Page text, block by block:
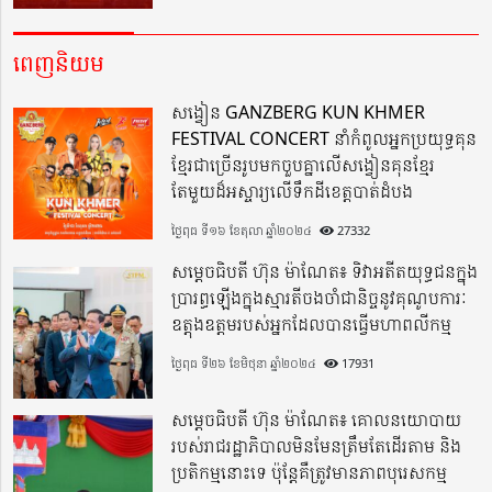
ពេញនិយម
សង្វៀន GANZBERG KUN KHMER
FESTIVAL CONCERT នាំកំពូលអ្នកប្រយុទ្ធគុន
ខ្មែរជាច្រើនរូបមកចួបគ្នាលើសង្វៀនគុនខ្មែរ
តែមួយដ៏អស្ចារ្យលើទឹកដីខេត្តបាត់ដំបង
ថ្ងៃពុធ ទី១៦ ខែតុលា ឆ្នាំ២០២៤ 27332
សម្តេចធិបតី ហ៊ុន ម៉ាណែត៖ ទិវាអតីតយុទ្ធជនក្នុង
ប្រារព្ធឡើងក្នុងស្មារតីចងចាំជានិច្ចនូវគុណូបការៈ
ឧត្តុងឧត្តមរបស់អ្នកដែលបានធ្វើមហាពលីកម្ម
ថ្ងៃពុធ ទី២៦ ខែមិថុនា ឆ្នាំ២០២៤ 17931
សម្តេចធិបតី ហ៊ុន ម៉ាណែត៖ គោលនយោបាយ
របស់រាជរដ្ឋាភិបាលមិនមែនត្រឹមតែដើរតាម និង
ប្រតិកម្មនោះទេ ប៉ុន្តែគឺត្រូវមានភាពបុរេសកម្ម